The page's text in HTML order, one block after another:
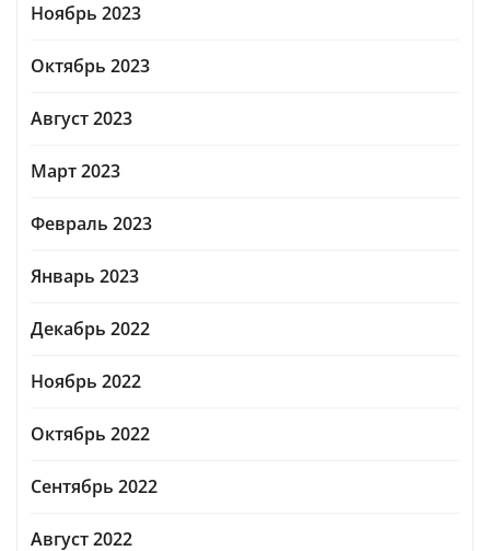
Ноябрь 2023
Октябрь 2023
Август 2023
Март 2023
Февраль 2023
Январь 2023
Декабрь 2022
Ноябрь 2022
Октябрь 2022
Сентябрь 2022
Август 2022